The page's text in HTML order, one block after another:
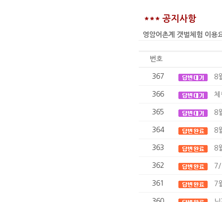
*** 공지사항
영암어촌계 갯벌체험 이
번호
367 8
366 체
365 8
364 8
363 8
362 7/
361 7